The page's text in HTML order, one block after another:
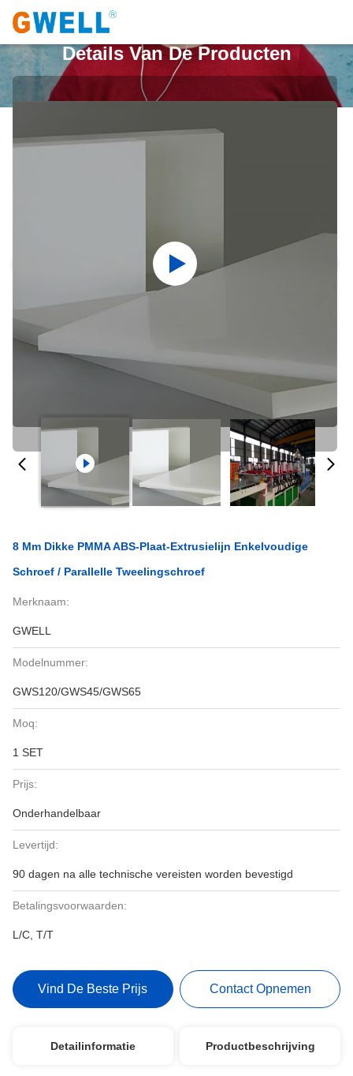
Details Van De Producten
8 Mm Dikke PMMA ABS-Plaat-Extrusielijn Enkelvoudige
Schroef / Parallelle Tweelingschroef
Merknaam:
GWELL
Modelnummer:
GWS120/GWS45/GWS65
Moq:
1 SET
Prijs:
Onderhandelbaar
Levertijd:
90 dagen na alle technische vereisten worden bevestigd
Betalingsvoorwaarden:
L/C, T/T
Vind De Beste Prijs Contact Opnemen
Detailinformatie Productbeschrijving